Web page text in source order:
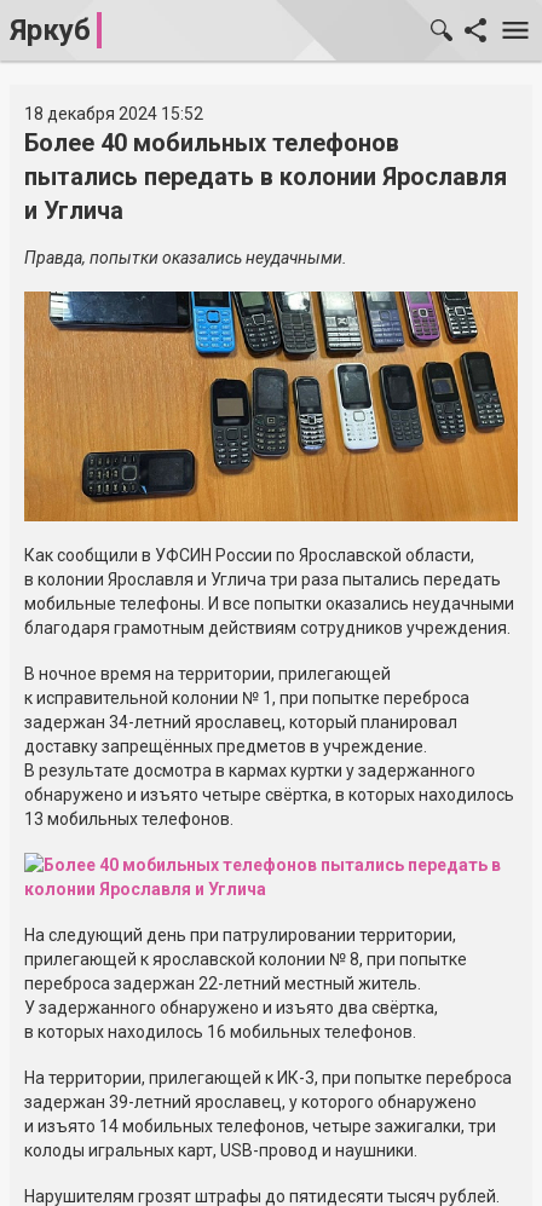
Яркуб
18 декабря 2024 15:52
Более 40 мобильных телефонов
пытались передать в колонии Ярославля
и Углича
Правда, попытки оказались неудачными.
Как сообщили в УФСИН России по Ярославской области,
в колонии Ярославля и Углича три раза пытались передать
мобильные телефоны. И все попытки оказались неудачными
благодаря грамотным действиям сотрудников учреждения.
В ночное время на территории, прилегающей
к исправительной колонии № 1, при попытке переброса
задержан 34-летний ярославец, который планировал
доставку запрещённых предметов в учреждение.
В результате досмотра в кармах куртки у задержанного
обнаружено и изъято четыре свёртка, в которых находилось
13 мобильных телефонов.
На следующий день при патрулировании территории,
прилегающей к ярославской колонии № 8, при попытке
переброса задержан 22-летний местный житель.
У задержанного обнаружено и изъято два свёртка,
в которых находилось 16 мобильных телефонов.
На территории, прилегающей к ИК-3, при попытке переброса
задержан 39-летний ярославец, у которого обнаружено
и изъято 14 мобильных телефонов, четыре зажигалки, три
колоды игральных карт, USB-провод и наушники.
Нарушителям грозят штрафы до пятидесяти тысяч рублей.